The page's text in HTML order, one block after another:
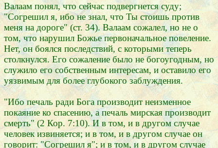
Валаам понял, что сейчас подвергнется суду;
"Согрешил я, ибо не знал, что Ты стоишь против
меня на дороге" (ст. 34). Валаам сожалел, но не о
том, что нарушил Божье первоначальное повеление.
Нет, он боялся последствий, с которыми теперь
столкнулся. Его сожаление было не богоугодным, но
служило его собственным интересам, и оставило его
уязвимым для более глубокого заблуждения.
"Ибо печаль ради Бога производит неизменное
покаяние ко спасению, а печаль мирская производит
смерть" (2 Кор. 7:10). И в том, и в другом случае
человек извиняется; и в том, и в другом случае он
говорит: "Согрешил я"; и в том, и в другом случае